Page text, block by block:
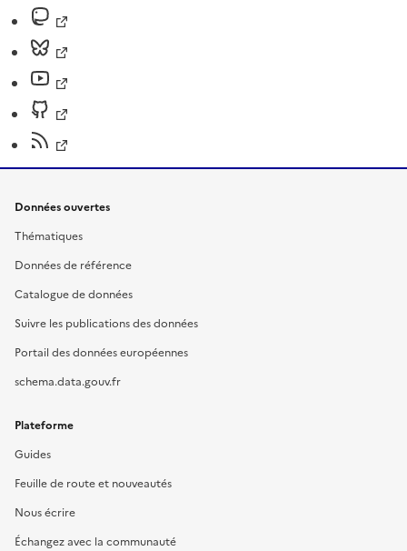
Données ouvertes
Thématiques
Données de référence
Catalogue de données
Suivre les publications des données
Portail des données européennes
schema.data.gouv.fr
Plateforme
Guides
Feuille de route et nouveautés
Nous écrire
Échangez avec la communauté